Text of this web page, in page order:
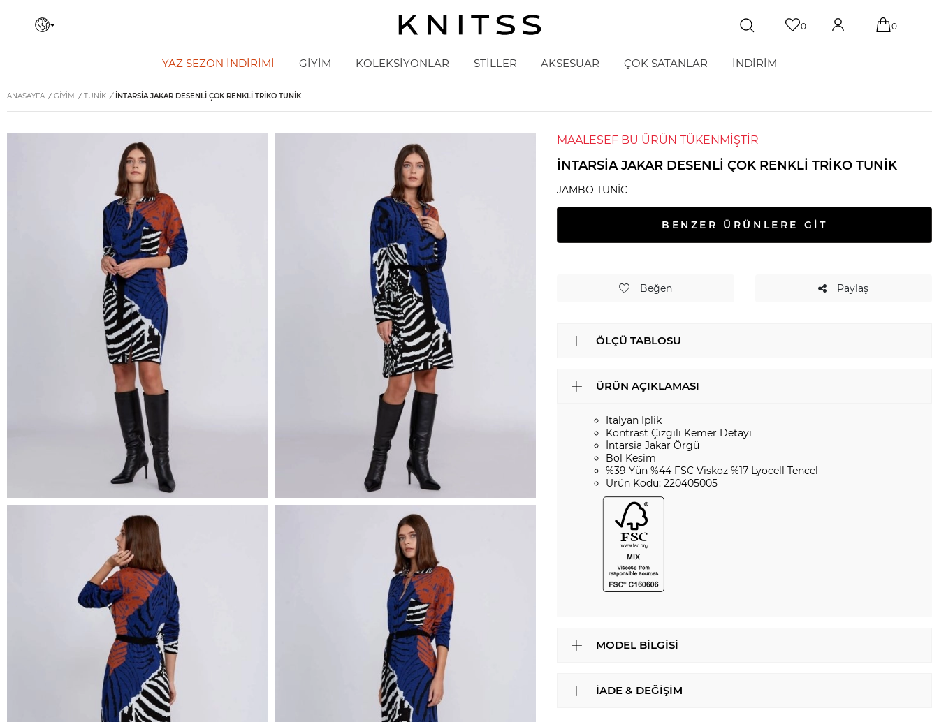
0 0
YAZ SEZON İNDIRIMI GİYİM KOLEKSİYONLAR STİLLER AKSESUAR ÇOK SATANLAR İNDİRİM
ANASAYFA / GİYİM / TUNIK / İNTARSIA JAKAR DESENLI ÇOK RENKLI TRIKO TUNIK
MAALESEF BU ÜRÜN TÜKENMİŞTİR
İNTARSIA JAKAR DESENLI ÇOK RENKLI TRIKO TUNIK
JAMBO TUNIC
BENZER ÜRÜNLERE GİT
Beğen Paylaş
ÖLÇÜ TABLOSU
ÜRÜN AÇIKLAMASI
İtalyan İplik
Kontrast Çizgili Kemer Detayı
İntarsia Jakar Örgü
Bol Kesim
%39 Yün %44 FSC Viskoz %17 Lyocell Tencel
Ürün Kodu: 220405005
MODEL BILGISI
İADE & DEĞIŞIM